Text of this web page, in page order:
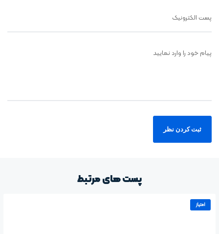
پست الکترونیک
پیام خود را وارد نمایید
پست های مرتبط
امتیاز